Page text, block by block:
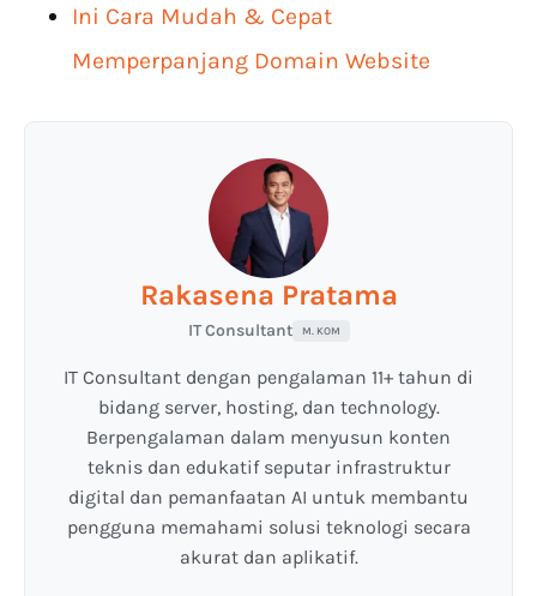
Ini Cara Mudah & Cepat
Memperpanjang Domain Website
Rakasena Pratama
IT Consultant M. KOM
IT Consultant dengan pengalaman 11+ tahun di
bidang server, hosting, dan technology.
Berpengalaman dalam menyusun konten
teknis dan edukatif seputar infrastruktur
digital dan pemanfaatan AI untuk membantu
pengguna memahami solusi teknologi secara
akurat dan aplikatif.